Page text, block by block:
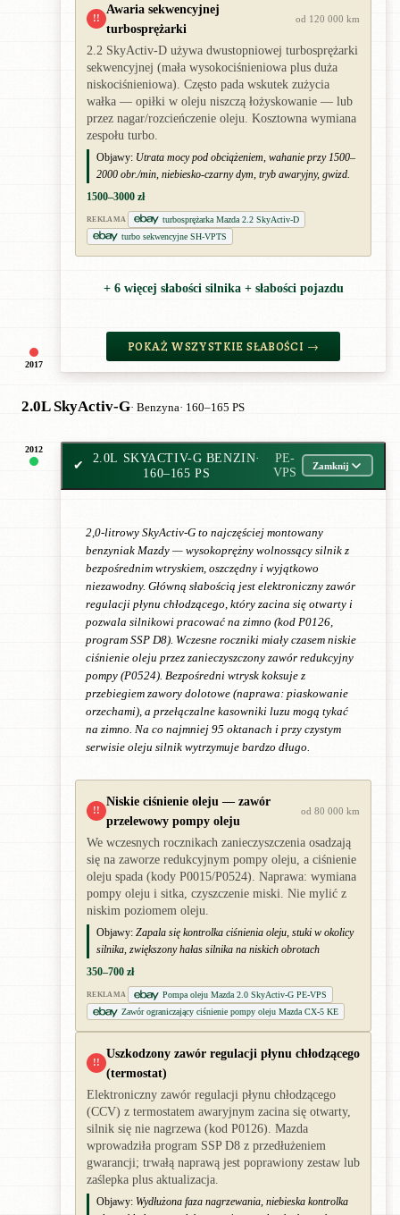
2017
!!
Awaria sekwencyjnej
turbosprężarki
od 120 000 km
2.2 SkyActiv-D używa dwustopniowej turbosprężarki
sekwencyjnej (mała wysokociśnieniowa plus duża
niskociśnieniowa). Często pada wskutek zużycia
wałka — opiłki w oleju niszczą łożyskowanie — lub
przez nagar/rozcieńczenie oleju. Kosztowna wymiana
zespołu turbo.
Objawy: Utrata mocy pod obciążeniem, wahanie przy 1500–
2000 obr./min, niebiesko-czarny dym, tryb awaryjny, gwizd.
1500–3000 zł
REKLAMA
turbosprężarka Mazda 2.2 SkyActiv-D
turbo sekwencyjne SH-VPTS
+ 6 więcej słabości silnika + słabości pojazdu
POKAŻ WSZYSTKIE SŁABOŚCI →
2.0L SkyActiv-G· Benzyna· 160–165 PS
2012
✔
2.0L SKYACTIV-G BENZIN·
160–165 PS
PE-
VPS
Zamknij
2,0-litrowy SkyActiv-G to najczęściej montowany
benzyniak Mazdy — wysokoprężny wolnossący silnik z
bezpośrednim wtryskiem, oszczędny i wyjątkowo
niezawodny. Główną słabością jest elektroniczny zawór
regulacji płynu chłodzącego, który zacina się otwarty i
pozwala silnikowi pracować na zimno (kod P0126,
program SSP D8). Wczesne roczniki miały czasem niskie
ciśnienie oleju przez zanieczyszczony zawór redukcyjny
pompy (P0524). Bezpośredni wtrysk koksuje z
przebiegiem zawory dolotowe (naprawa: piaskowanie
orzechami), a przełączalne kasowniki luzu mogą tykać
na zimno. Na co najmniej 95 oktanach i przy czystym
serwisie oleju silnik wytrzymuje bardzo długo.
!!
Niskie ciśnienie oleju — zawór
przelewowy pompy oleju
od 80 000 km
We wczesnych rocznikach zanieczyszczenia osadzają
się na zaworze redukcyjnym pompy oleju, a ciśnienie
oleju spada (kody P0015/P0524). Naprawa: wymiana
pompy oleju i sitka, czyszczenie miski. Nie mylić z
niskim poziomem oleju.
Objawy: Zapala się kontrolka ciśnienia oleju, stuki w okolicy
silnika, zwiększony hałas silnika na niskich obrotach
350–700 zł
REKLAMA
Pompa oleju Mazda 2.0 SkyActiv-G PE-VPS
Zawór ograniczający ciśnienie pompy oleju Mazda CX-5 KE
!!
Uszkodzony zawór regulacji płynu chłodzącego
(termostat)
Elektroniczny zawór regulacji płynu chłodzącego
(CCV) z termostatem awaryjnym zacina się otwarty,
silnik się nie nagrzewa (kod P0126). Mazda
wprowadziła program SSP D8 z przedłużeniem
gwarancji; trwałą naprawą jest poprawiony zestaw lub
zaślepka plus aktualizacja.
Objawy: Wydłużona faza nagrzewania, niebieska kontrolka